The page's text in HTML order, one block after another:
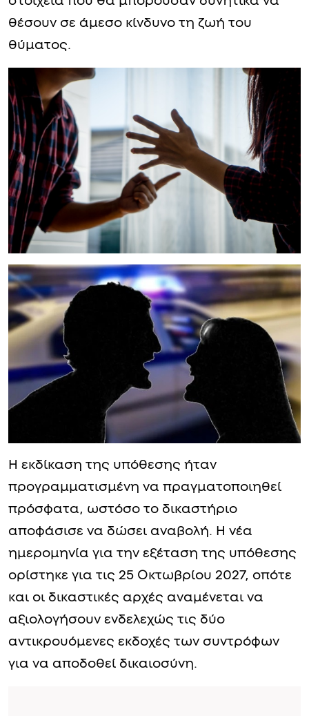
θέσουν σε άμεσο κίνδυνο τη ζωή του
θύματος.
Η εκδίκαση της υπόθεσης ήταν
προγραμματισμένη να πραγματοποιηθεί
πρόσφατα, ωστόσο το δικαστήριο
αποφάσισε να δώσει αναβολή. Η νέα
ημερομηνία για την εξέταση της υπόθεσης
ορίστηκε για τις 25 Οκτωβρίου 2027, οπότε
και οι δικαστικές αρχές αναμένεται να
αξιολογήσουν ενδελεχώς τις δύο
αντικρουόμενες εκδοχές των συντρόφων
για να αποδοθεί δικαιοσύνη.